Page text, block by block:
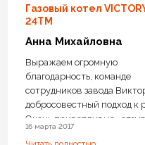
Газовый котел
24TM
Анна Михайловна
Выражаем огромную
благодарность, команде
сотрудников завода
добросовестный подход к
Очень приветливые ,
менеджеры ответили на
16 марта 2017